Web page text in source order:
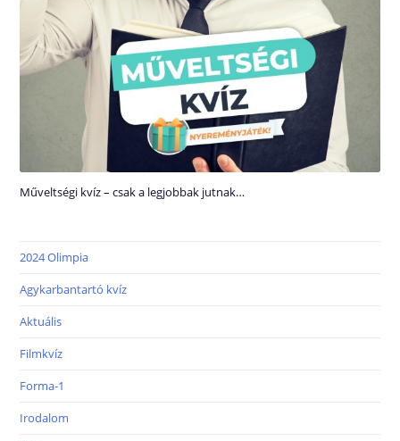
Műveltségi kvíz – csak a legjobbak jutnak…
2024 Olimpia
Agykarbantartó kvíz
Aktuális
Filmkvíz
Forma-1
Irodalom